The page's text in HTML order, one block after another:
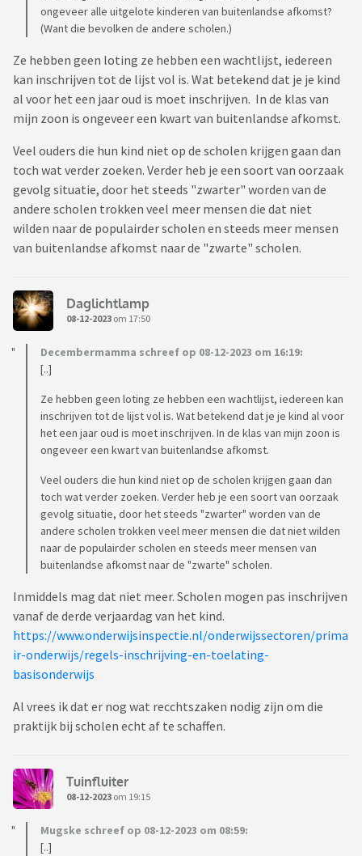
ongeveer alle uitgelote kinderen van buitenlandse afkomst?
(Want die bevolken de andere scholen.)
Ze hebben geen loting ze hebben een wachtlijst, iedereen
kan inschrijven tot de lijst vol is. Wat betekend dat je je kind
al voor het een jaar oud is moet inschrijven. In de klas van
mijn zoon is ongeveer een kwart van buitenlandse afkomst.
Veel ouders die hun kind niet op de scholen krijgen gaan dan
toch wat verder zoeken. Verder heb je een soort van oorzaak
gevolg situatie, door het steeds "zwarter" worden van de
andere scholen trokken veel meer mensen die dat niet
wilden naar de populairder scholen en steeds meer mensen
van buitenlandse afkomst naar de "zwarte" scholen.
Daglichtlamp
08-12-2023 om 17:50
Decembermamma schreef op 08-12-2023 om 16:19:
[..]
Ze hebben geen loting ze hebben een wachtlijst, iedereen kan
inschrijven tot de lijst vol is. Wat betekend dat je je kind al voor
het een jaar oud is moet inschrijven. In de klas van mijn zoon is
ongeveer een kwart van buitenlandse afkomst.
Veel ouders die hun kind niet op de scholen krijgen gaan dan
toch wat verder zoeken. Verder heb je een soort van oorzaak
gevolg situatie, door het steeds "zwarter" worden van de
andere scholen trokken veel meer mensen die dat niet wilden
naar de populairder scholen en steeds meer mensen van
buitenlandse afkomst naar de "zwarte" scholen.
Inmiddels mag dat niet meer. Scholen mogen pas inschrijven
vanaf de derde verjaardag van het kind.
https://www.onderwijsinspectie.nl/onderwijssectoren/prima
ir-onderwijs/regels-inschrijving-en-toelating-
basisonderwijs
Al vrees ik dat er nog wat recchtszaken nodig zijn om die
praktijk bij scholen echt af te schaffen.
Tuinfluiter
08-12-2023 om 19:15
Mugske schreef op 08-12-2023 om 08:59:
[..]